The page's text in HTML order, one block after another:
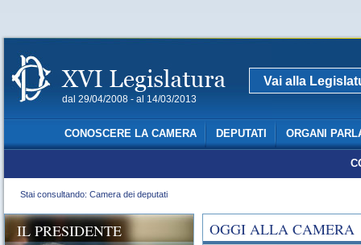
dal 29/04/2008 - al 14/03/2013
Vai alla
CONOSCERE LA CAMERA DEPUTATI ORGANI
Stai consultando: Camera dei deputati
OGGI ALLA CAMERA
IL PRESIDENTE